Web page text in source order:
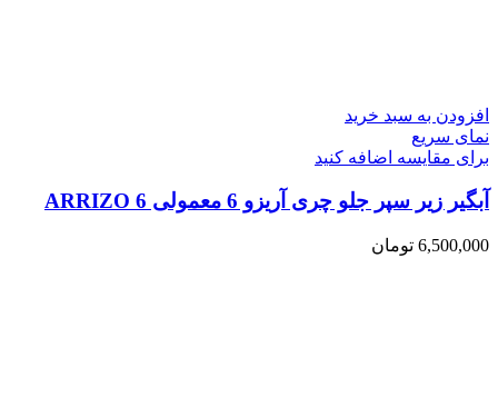
افزودن به سبد خرید
نمای سریع
برای مقایسه اضافه کنید
آبگیر زیر سپر جلو چری آریزو 6 معمولی ARRIZO 6
6,500,000 تومان